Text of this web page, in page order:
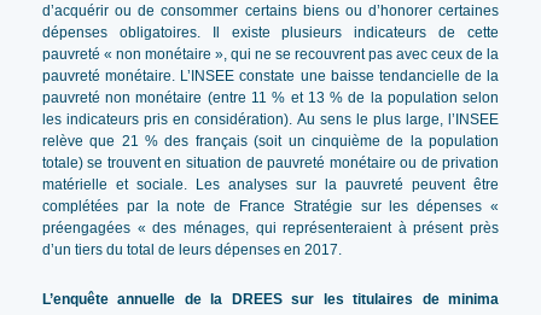
d’acquérir ou de consommer certains biens ou d’honorer certaines
dépenses obligatoires. Il existe plusieurs indicateurs de cette
pauvreté « non monétaire », qui ne se recouvrent pas avec ceux de la
pauvreté monétaire. L’INSEE constate une baisse tendancielle de la
pauvreté non monétaire (entre 11 % et 13 % de la population selon
les indicateurs pris en considération). Au sens le plus large, l’INSEE
relève que 21 % des français (soit un cinquième de la population
totale) se trouvent en situation de pauvreté monétaire ou de privation
matérielle et sociale. Les analyses sur la pauvreté peuvent être
complétées par la note de France Stratégie sur les dépenses «
préengagées « des ménages, qui représenteraient à présent près
d’un tiers du total de leurs dépenses en 2017.
L’enquête annuelle de la DREES sur les titulaires de minima